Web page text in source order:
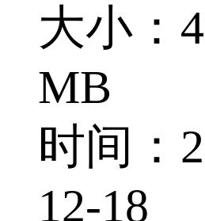
大小：
MB
时间：
12-18